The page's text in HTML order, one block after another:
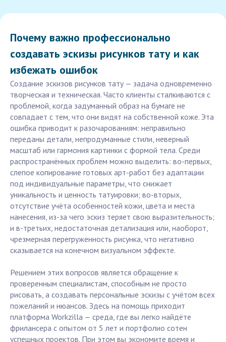
Почему важно профессионально
создавать эскизы рисунков тату и как
избежать ошибок
Создание эскизов рисунков тату — задача одновременно
творческая и техническая. Часто клиенты сталкиваются с
проблемой, когда задуманный образ на бумаге не
совпадает с тем, что они видят на собственной коже. Эта
ошибка приводит к разочарованиям: неправильно
переданы детали, непродуманные стили, неверный
масштаб или гармония картинки с формой тела. Среди
распространённых проблем можно выделить: во-первых,
слепое копирование готовых арт-работ без адаптации
под индивидуальные параметры, что снижает
уникальность и ценность татуировки; во-вторых,
отсутствие учёта особенностей кожи, цвета и места
нанесения, из-за чего эскиз теряет свою выразительность;
и в-третьих, недостаточная детализация или, наоборот,
чрезмерная перегруженность рисунка, что негативно
сказывается на конечном визуальном эффекте.
Решением этих вопросов является обращение к
проверенным специалистам, способным не просто
рисовать, а создавать персональные эскизы с учётом всех
пожеланий и нюансов. Здесь на помощь приходит
платформа Workzilla — среда, где вы легко найдёте
фрилансера с опытом от 5 лет и портфолио сотен
успешных проектов. При этом вы экономите время и